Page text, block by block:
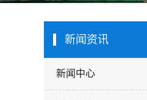
新闻资讯
新闻中心